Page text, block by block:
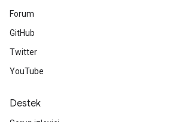
Forum
GitHub
Twitter
YouTube
Destek